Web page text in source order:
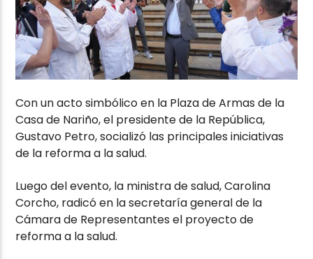
Con un acto simbólico en la Plaza de Armas de la
Casa de Nariño, el presidente de la República,
Gustavo Petro, socializó las principales iniciativas
de la reforma a la salud.
Luego del evento, la ministra de salud, Carolina
Corcho, radicó en la secretaría general de la
Cámara de Representantes el proyecto de
reforma a la salud.